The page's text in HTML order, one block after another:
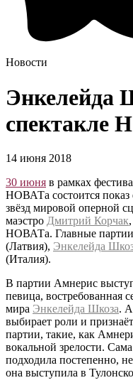
Новости
Энкелейда
спектакле
14 июня 2018
30 июня в рамках
НОВАТа состоится
звёзд мировой оперной
маэстро Дмитрий Корчак
НОВАТа. Главные партии
(Латвия), Энкелейда
(Италия).
В партии Амнерис
певица, востребованная
мира Энкелейда Шкоза.
выбирает роли и
партии, такие, как
вокальной зрелости.
подходила постепенно,
она выступила в